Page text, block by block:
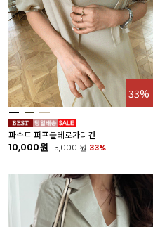
33%
파수트 퍼프볼레로가디건
10,000원 15,000원 33%